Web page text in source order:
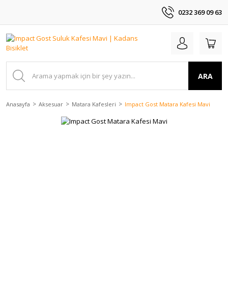
0232 369 09 63
ARA
Anasayfa Aksesuar Matara Kafesleri Impact Gost Matara Kafesi Mavi